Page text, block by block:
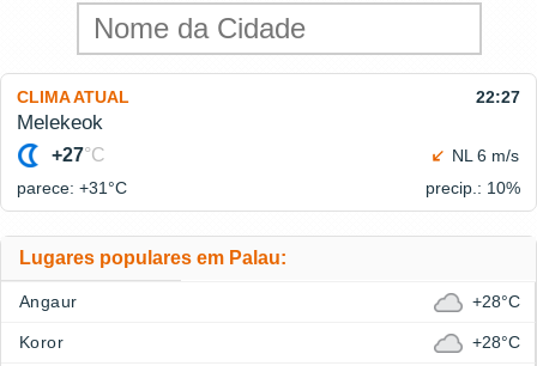
CLIMA ATUAL 22:27
Melekeok
+27°C
NL 6 m/s
parece: +31°C precip.: 10%
Lugares populares em Palau:
Angaur +28°C
Koror +28°C